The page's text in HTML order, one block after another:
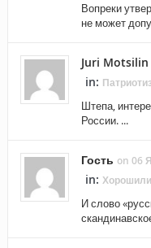
Вопреки
не может
Juri Motsilin
in:
Штепа,
России. ...
Гость on 06
in:
И слово